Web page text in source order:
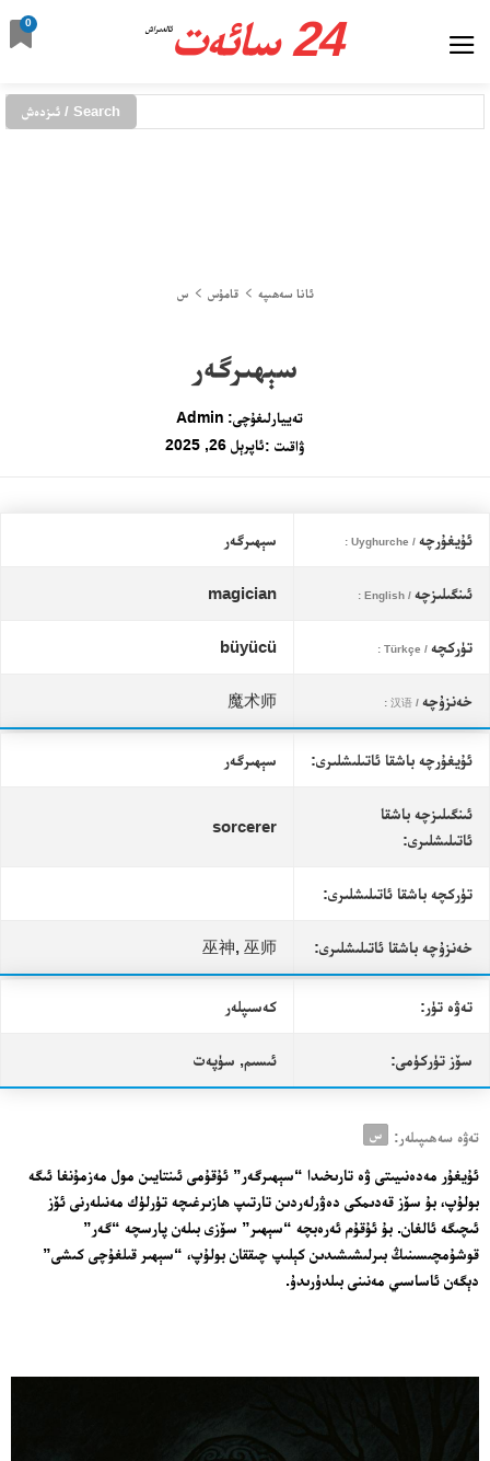
24 سائەت ئالدىراش
0
Search / ئىزدەش
ئانا سەھىپە قامۇس س
سېھىرگەر
تەييارلىغۇچى: Admin
ۋاقىت :ئاپرېل 26, 2025
ئۇيغۇرچە / Uyghurche : سېھىرگەر
ئىنگىلىزچە / English :
magician
تۈركچە / Türkçe :
büyücü
خەنزۇچە / 汉语 :
魔术师
ئۇيغۇرچە باشقا ئاتىلىشلىرى: سېھىرگەر
ئىنگىلىزچە باشقا
ئاتىلىشلىرى:
sorcerer
تۈركچە باشقا ئاتىلىشلىرى:
خەنزۇچە باشقا ئاتىلىشلىرى: 巫神, 巫师
تەۋە تۈر: كەسىپلەر
سۆز تۈركۈمى: ئىسىم, سۈپەت
تەۋە سەھىپىلەر: س
ئۇيغۇر مەدەنىيىتى ۋە تارىخىدا “سېھىرگەر” ئۇقۇمى ئىنتايىن مول مەزمۇنغا ئىگە
بولۇپ، بۇ سۆز قەدىمكى دەۋرلەردىن تارتىپ ھازىرغىچە تۈرلۈك مەنىلەرنى ئۆز
ئىچىگە ئالغان. بۇ ئۇقۇم ئەرەبچە “سېھىر” سۆزى بىلەن پارسچە “گەر”
قوشۇمچىسىنىڭ بىرلىشىشىدىن كېلىپ چىققان بولۇپ، “سېھىر قىلغۇچى كىشى”
دېگەن ئاساسىي مەنىنى بىلدۈرىدۇ.